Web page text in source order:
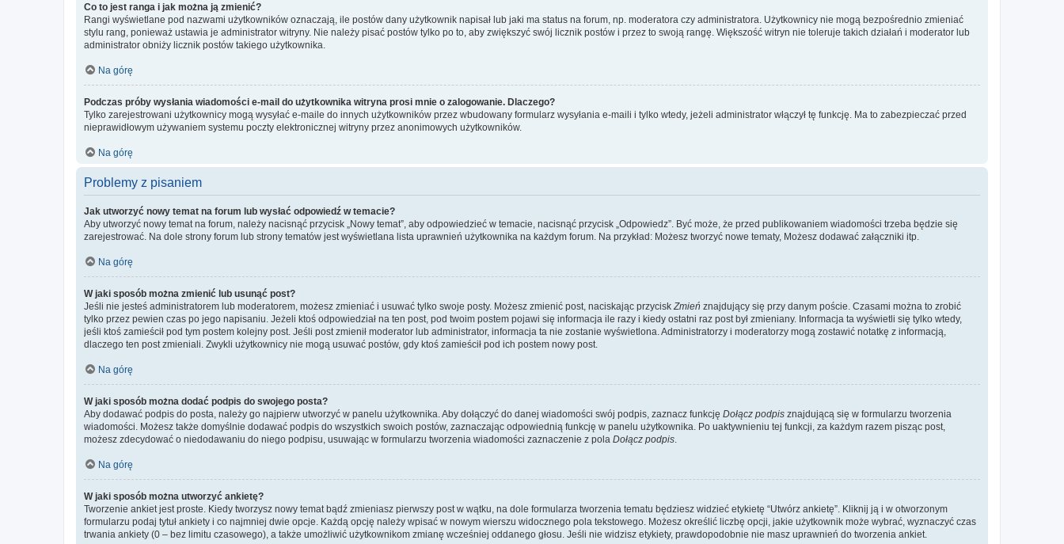
Co to jest ranga i jak można ją zmienić?
Rangi wyświetlane pod nazwami użytkowników oznaczają, ile postów dany użytkownik napisał lub jaki ma status na forum, np. moderatora czy administratora. Użytkownicy nie mogą bezpośrednio zmieniać
stylu rang, ponieważ ustawia je administrator witryny. Nie należy pisać postów tylko po to, aby zwiększyć swój licznik postów i przez to swoją rangę. Większość witryn nie toleruje takich działań i moderator lub
administrator obniży licznik postów takiego użytkownika.
Na górę
Podczas próby wysłania wiadomości e-mail do użytkownika witryna prosi mnie o zalogowanie. Dlaczego?
Tylko zarejestrowani użytkownicy mogą wysyłać e-maile do innych użytkowników przez wbudowany formularz wysyłania e-maili i tylko wtedy, jeżeli administrator włączył tę funkcję. Ma to zabezpieczać przed
nieprawidłowym używaniem systemu poczty elektronicznej witryny przez anonimowych użytkowników.
Na górę
Problemy z pisaniem
Jak utworzyć nowy temat na forum lub wysłać odpowiedź w temacie?
Aby utworzyć nowy temat na forum, należy nacisnąć przycisk „Nowy temat”, aby odpowiedzieć w temacie, nacisnąć przycisk „Odpowiedz”. Być może, że przed publikowaniem wiadomości trzeba będzie się
zarejestrować. Na dole strony forum lub strony tematów jest wyświetlana lista uprawnień użytkownika na każdym forum. Na przykład: Możesz tworzyć nowe tematy, Możesz dodawać załączniki itp.
Na górę
W jaki sposób można zmienić lub usunąć post?
Jeśli nie jesteś administratorem lub moderatorem, możesz zmieniać i usuwać tylko swoje posty. Możesz zmienić post, naciskając przycisk Zmień znajdujący się przy danym poście. Czasami można to zrobić
tylko przez pewien czas po jego napisaniu. Jeżeli ktoś odpowiedział na ten post, pod twoim postem pojawi się informacja ile razy i kiedy ostatni raz post był zmieniany. Informacja ta wyświetli się tylko wtedy,
jeśli ktoś zamieścił pod tym postem kolejny post. Jeśli post zmienił moderator lub administrator, informacja ta nie zostanie wyświetlona. Administratorzy i moderatorzy mogą zostawić notatkę z informacją,
dlaczego ten post zmieniali. Zwykli użytkownicy nie mogą usuwać postów, gdy ktoś zamieścił pod ich postem nowy post.
Na górę
W jaki sposób można dodać podpis do swojego posta?
Aby dodawać podpis do posta, należy go najpierw utworzyć w panelu użytkownika. Aby dołączyć do danej wiadomości swój podpis, zaznacz funkcję Dołącz podpis znajdującą się w formularzu tworzenia
wiadomości. Możesz także domyślnie dodawać podpis do wszystkich swoich postów, zaznaczając odpowiednią funkcję w panelu użytkownika. Po uaktywnieniu tej funkcji, za każdym razem pisząc post,
możesz zdecydować o niedodawaniu do niego podpisu, usuwając w formularzu tworzenia wiadomości zaznaczenie z pola Dołącz podpis
Na górę
W jaki sposób można utworzyć ankietę?
Tworzenie ankiet jest proste. Kiedy tworzysz nowy temat bądź zmieniasz pierwszy post w wątku, na dole formularza tworzenia tematu będziesz widzieć etykietę “Utwórz ankietę”. Kliknij ją i w otworzonym
formularzu podaj tytuł ankiety i co najmniej dwie opcje. Każdą opcję należy wpisać w nowym wierszu widocznego pola tekstowego. Możesz określić liczbę opcji, jakie użytkownik może wybrać, wyznaczyć czas
trwania ankiety (0 – bez limitu czasowego), a także umożliwić użytkownikom zmianę wcześniej oddanego głosu. Jeśli nie widzisz etykiety, prawdopodobnie nie masz uprawnień do tworzenia ankiet.